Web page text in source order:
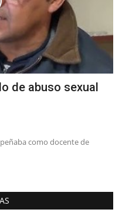
de abuso sexual
como docente de